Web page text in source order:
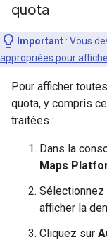
quota
Important : Vous
appropriées pour
Pour afficher
quota, y compris
traitées :
Dans la
Maps
Sélectionnez
afficher la
Cliquez sur